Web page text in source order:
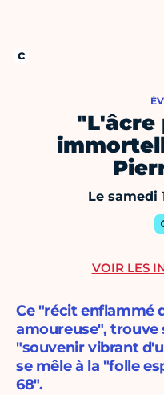
"L'âcre
Le samedi
Ce "récit enflammé
amoureuse", trouve
"souvenir vibrant
se mêle à la "folle
68".
VOIR LES